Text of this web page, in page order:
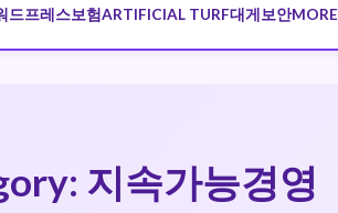
드프레스보험ARTIFICIAL TURF대게 보안MORE
지속가능경영